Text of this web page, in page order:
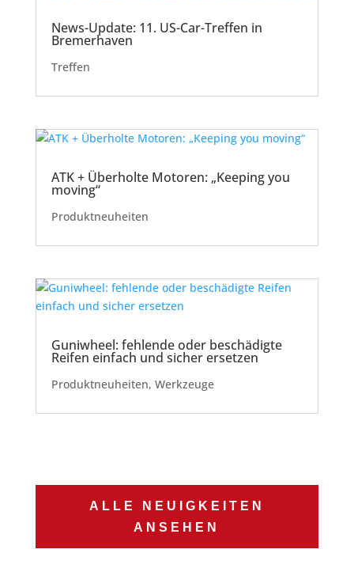
News-Update: 11. US-Car-Treffen in
Bremerhaven
Treffen
ATK + Überholte Motoren: „Keeping you
moving“
Produktneuheiten
Guniwheel: fehlende oder beschädigte
Reifen einfach und sicher ersetzen
Produktneuheiten, Werkzeuge
ALLE NEUIGKEITEN
ANSEHEN